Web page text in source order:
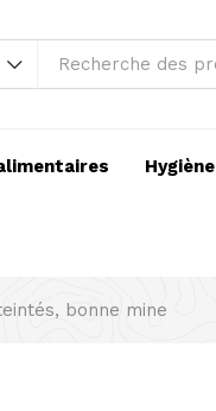
Hygiène
bonne mine